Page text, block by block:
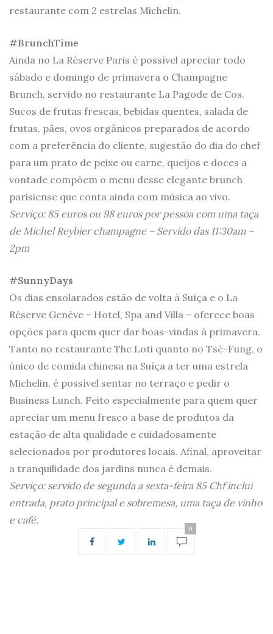
restaurante com 2 estrelas Michelin.
#BrunchTime
Ainda no La Réserve Paris é possível apreciar todo
sábado e domingo de primavera o Champagne
Brunch, servido no restaurante La Pagode de Cos.
Sucos de frutas frescas, bebidas quentes, salada de
frutas, pães, ovos orgânicos preparados de acordo
com a preferência do cliente, sugestão do dia do chef
para um prato de peixe ou carne, queijos e doces a
vontade compõem o menu desse elegante brunch
parisiense que conta ainda com música ao vivo.
Serviço: 85 euros ou 98 euros por pessoa com uma taça
de Michel Reybier champagne – Servido das 11:30am –
2pm
#SunnyDays
Os dias ensolarados estão de volta à Suíça e o La
Réserve Genève – Hotel, Spa and Villa – oferece boas
opções para quem quer dar boas-vindas à primavera.
Tanto no restaurante The Loti quanto no Tsé-Fung, o
único de comida chinesa na Suíça a ter uma estrela
Michelin, é possível sentar no terraço e pedir o
Business Lunch. Feito especialmente para quem quer
apreciar um menu fresco a base de produtos da
estação de alta qualidade e cuidadosamente
selecionados por produtores locais. Afinal, aproveitar
a tranquilidade dos jardins nunca é demais.
Serviço: servido de segunda a sexta-feira 85 Chf inclui
entrada, prato principal e sobremesa, uma taça de vinho
e café.
0